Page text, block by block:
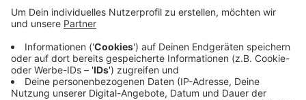
Es kommen rund 80 Prozent weniger Menschen in die
Testzentren als vor den neuen Kostenregeln. Unter
diesen Bedingungen sei es fraglich, ob es sinnvoll und
möglich ist ein flächendeckendes Testangebot